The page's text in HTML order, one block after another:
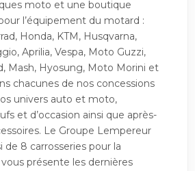
moto et une boutique
l’équipement du motard :
Honda, KTM, Husqvarna,
Aprilia, Vespa, Moto Guzzi,
Mash, Hyosung, Moto Morini et
chacunes de nos concessions
univers auto et moto,
et d’occasion ainsi que après-
Le Groupe Lempereur
de 8 carrosseries pour la
présente les dernières